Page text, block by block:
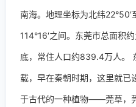
南海。地理坐标为北纬22°50′
114°16′之间。东莞市总面积
底，常住人口约839.4万人。
载，早在秦朝时期，这里就已
于古代的一种植物——莞草，